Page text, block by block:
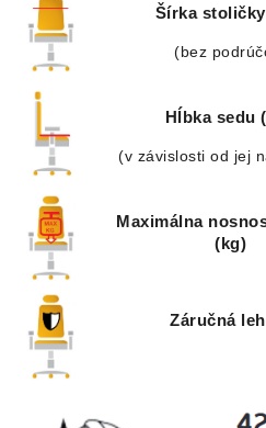
Šírka
(bez
Hĺbka sedu
(v závislosti od jej
Maximálna
(kg)
Záručná